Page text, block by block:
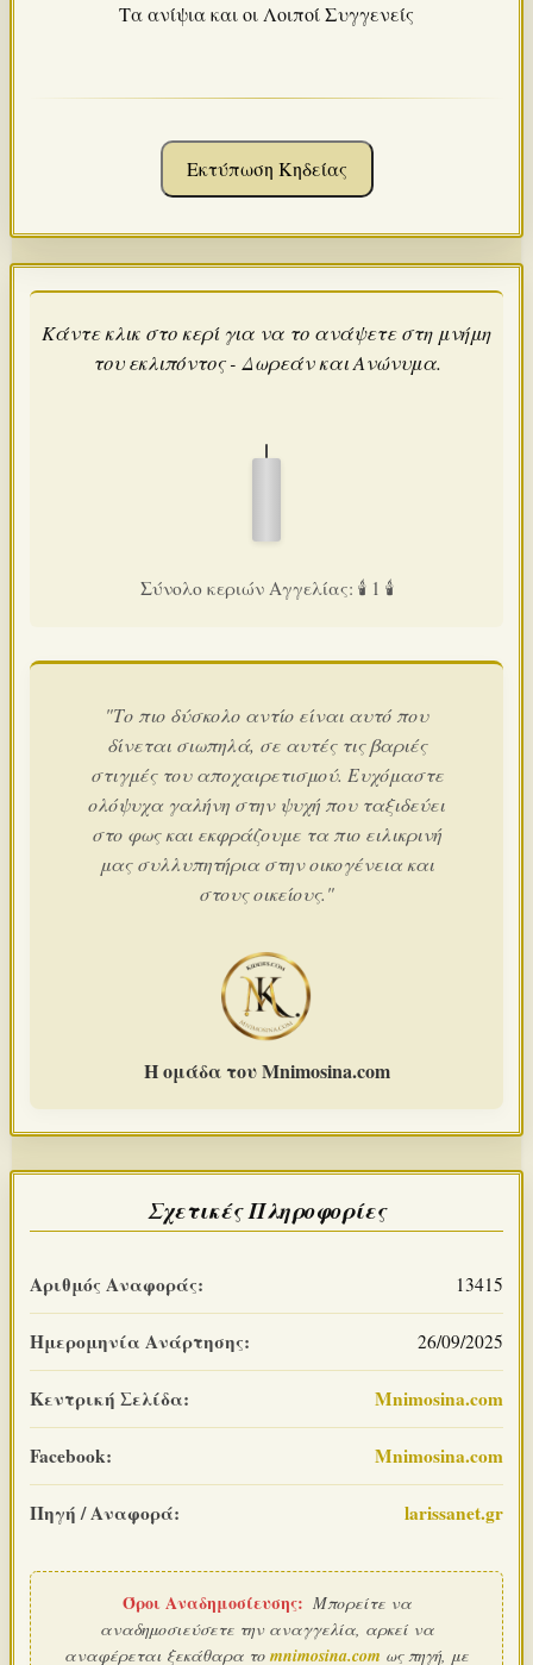
Τα ανίψια και οι Λοιποί Συγγενείς
Εκτύπωση Κηδείας
Κάντε κλικ στο κερί για να το ανάψετε στη μνήμη
του εκλιπόντος - Δωρεάν και Ανώνυμα.
Σύνολο κεριών Αγγελίας: 🕯️ 1 🕯️
"Το πιο δύσκολο αντίο είναι αυτό που
δίνεται σιωπηλά, σε αυτές τις βαριές
στιγμές του αποχαιρετισμού. Ευχόμαστε
ολόψυχα γαλήνη στην ψυχή που ταξιδεύει
στο φως και εκφράζουμε τα πιο ειλικρινή
μας συλλυπητήρια στην οικογένεια και
στους οικείους."
Η ομάδα του Mnimosina.com
Σχετικές Πληροφορίες
Αριθμός Αναφοράς: 13415
Ημερομηνία Ανάρτησης: 26/09/2025
Κεντρική Σελίδα: Mnimosina.com
Facebook: Mnimosina.com
Πηγή / Αναφορά: larissanet.gr
Όροι Αναδημοσίευσης: Μπορείτε να
αναδημοσιεύσετε την αναγγελία, αρκεί να
αναφέρεται ξεκάθαρα το mnimosina.com ως πηγή, με